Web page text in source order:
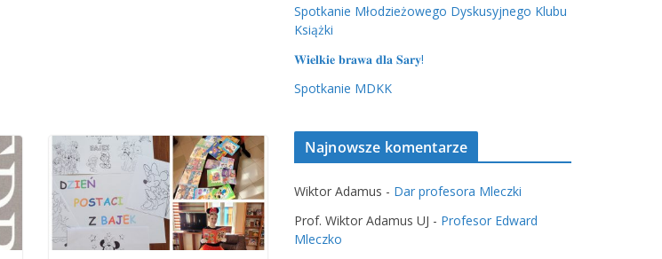
Spotkanie Młodzieżowego Dyskusyjnego Klubu
Książki
𝐖𝐢𝐞𝐥𝐤𝐢𝐞 𝐛𝐫𝐚𝐰𝐚 𝐝𝐥𝐚 𝐒𝐚𝐫𝐲!
Spotkanie MDKK
Najnowsze komentarze
Wiktor Adamus - Dar profesora Mleczki
Prof. Wiktor Adamus UJ - Profesor Edward
Mleczko